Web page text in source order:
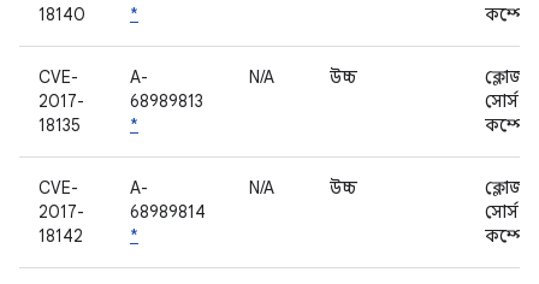
18140
*
CVE-
2017-
18135
A-
68989813
*
N/A উচ্চ
ক্লোজড
সোর্স
CVE-
2017-
18142
A-
68989814
*
N/A উচ্চ
ক্লোজড
সোর্স